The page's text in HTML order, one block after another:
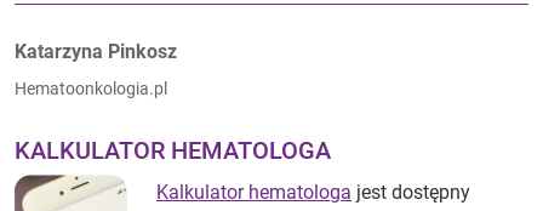
Autorzy:
Katarzyna Pinkosz
Hematoonkologia.pl
KALKULATOR HEMATOLOGA
Kalkulator hematologa jest dostępny